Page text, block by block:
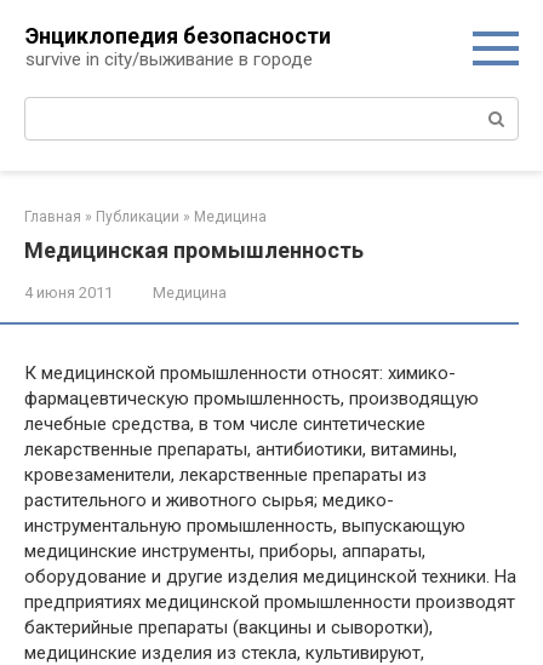
контенту
Энциклопедия безопасности
survive in city/выживание в городе
Поиск:
Главная » Публикации » Медицина
Медицинская промышленность
4 июня 2011 Медицина
К медицинской промышленности относят: химико-
фармацевтическую промышленность, производящую
лечебные средства, в том числе синтетические
лекарственные препараты, антибиотики, витамины,
кровезаменители, лекарственные препараты из
растительного и животного сырья; медико-
инструментальную промышленность, выпускающую
медицинские инструменты, приборы, аппараты,
оборудование и другие изделия медицинской техники. На
предприятиях медицинской промышленности производят
бактерийные препараты (вакцины и сыворотки),
медицинские изделия из стекла, культивируют,